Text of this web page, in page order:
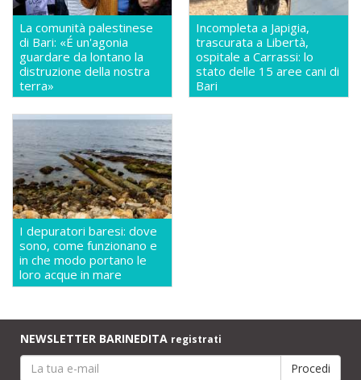
La comunità palestinese
di Bari: «É un'agonia
guardare da lontano la
distruzione della nostra
terra»
Incompleta a Japigia,
trascurata a Libertà,
ospitale a Carrassi: lo
stato delle 15 aree cani di
Bari
I depuratori baresi: dove
sono, come funzionano e
in che modo portano le
loro acque in mare
NEWSLETTER BARINEDITA registrati